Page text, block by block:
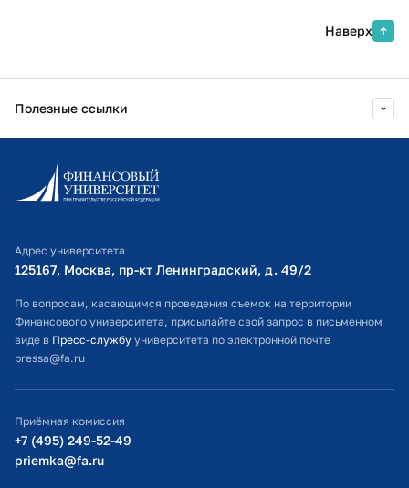
Наверх
Полезные ссылки
Информационно-образовательный портал
Личный кабинет поступающего
Оплата обучения
Расписание занятий
Студенческий офис
Официальный адрес электронной почты
Министерство просвещения РФ
Министерство науки и высшего образования РФ
Адрес университета
125167, Москва, пр-кт Ленинградский, д. 49/2​
По вопросам, касающимся проведения съемок на территории
Финансового университета, присылайте свой запрос в письменном
виде в Пресс-службу университета по электронной почте
pressa@fa.ru
Приёмная комиссия
+7 (495) 249-52-49
priemka@fa.ru